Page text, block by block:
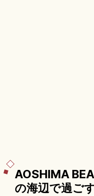
AOSHIMA
の海辺で過ご